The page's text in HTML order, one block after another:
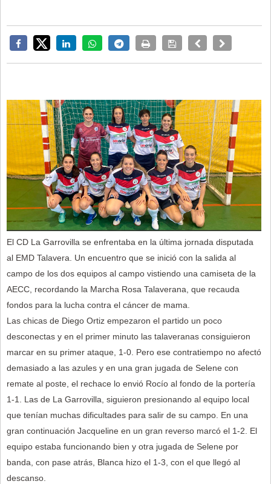
El CD La Garrovilla se enfrentaba en la última jornada disputada
al EMD Talavera. Un encuentro que se inició con la salida al
campo de los dos equipos al campo vistiendo una camiseta de la
AECC, recordando la Marcha Rosa Talaverana, que recauda
fondos para la lucha contra el cáncer de mama.
Las chicas de Diego Ortiz empezaron el partido un poco
desconectas y en el primer minuto las talaveranas consiguieron
marcar en su primer ataque, 1-0. Pero ese contratiempo no afectó
demasiado a las azules y en una gran jugada de Selene con
remate al poste, el rechace lo envió Rocío al fondo de la portería
1-1. Las de La Garrovilla, siguieron presionando al equipo local
que tenían muchas dificultades para salir de su campo. En una
gran continuación Jacqueline en un gran reverso marcó el 1-2. El
equipo estaba funcionando bien y otra jugada de Selene por
banda, con pase atrás, Blanca hizo el 1-3, con el que llegó al
descanso.